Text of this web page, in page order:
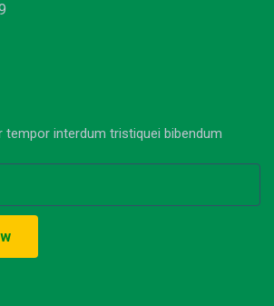
tempor interdum tristiquei bibendum